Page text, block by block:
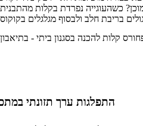
התפלגות ערך תזונתי